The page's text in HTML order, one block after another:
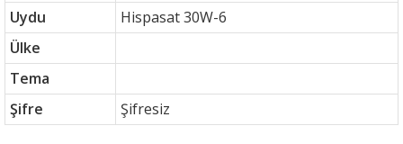
Uydu
Hispasat 30W-6
Ülke
Tema
Şifre
Şifresiz